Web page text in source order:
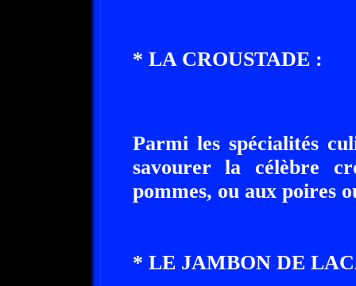
* LA CROUSTADE :
Parmi les spécialités
savourer la célèbre
pommes, ou aux poires
* LE JAMBON DE